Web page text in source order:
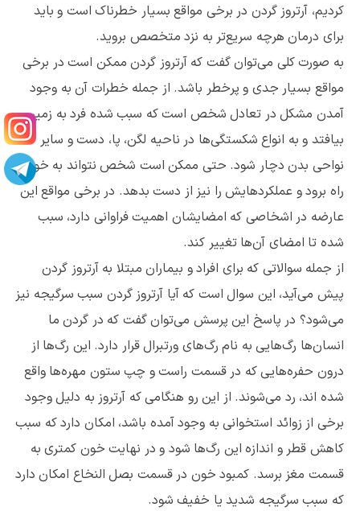
کردیم، آرتروز گردن در برخی مواقع بسیار خطرناک است و باید
برای درمان هرچه سریع‌تر به نزد متخصص بروید.
به صورت کلی می‌توان گفت که آرتروز گردن ممکن است در برخی
مواقع بسیار جدی و پرخطر باشد. از جمله خطرات آن به وجود
آمدن مشکل در تعادل شخص است که سبب شده فرد به زمین
بیافتد و به انواع شکستگی‌ها در ناحیه لگن، پا، دست و سایر
نواحی بدن دچار شود. حتی ممکن است شخص نتواند به خوبی
راه برود و عملکردهایش را نیز از دست بدهد. در برخی مواقع این
عارضه در اشخاصی که امضایشان اهمیت فراوانی دارد، سبب
شده تا امضای آن‌ها تغییر کند.
از جمله سوالاتی که برای افراد و بیماران مبتلا به آرتروز گردن
پیش می‌آید، این سوال است که آیا آرتروز گردن سبب سرگیجه نیز
می‌شود؟ در پاسخ این پرسش می‌توان گفت که در گردن ما
انسان‌ها رگ‌هایی به نام رگ‌های ورتبرال قرار دارد. این رگ‌ها از
درون حفره‌هایی که در قسمت راست و چپ ستون مهره‌ها واقع
شده اند، رد می‌شوند. از این رو هنگامی که آرتروز به دلیل وجود
برخی از زوائد استخوانی به وجود آمده باشد، امکان دارد که سبب
کاهش قطر و اندازه این رگ‌ها شود و در نهایت خون کمتری به
قسمت مغز برسد. کمبود خون در قسمت بصل النخاع امکان دارد
که سبب سرگیجه شدید یا خفیف شود.